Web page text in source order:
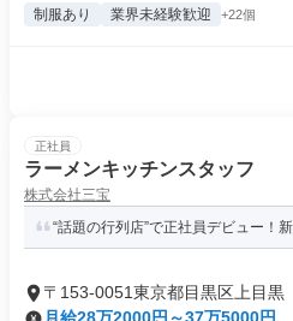
制服あり 業界未経験歓迎 +22個
正社員
ラーメンキッチンスタッフ
株式会社三宝
“話題の行列店”で正社員デビュー！
〒153-0051東京都目黒区上目黒